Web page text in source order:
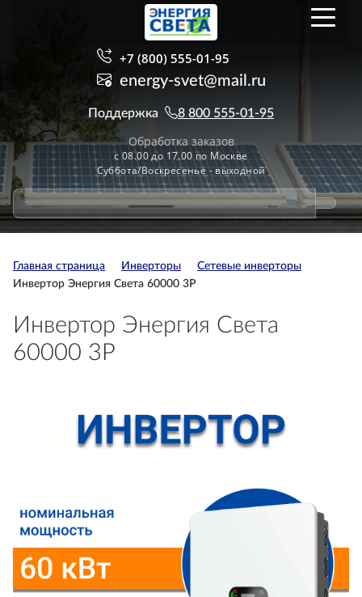
+7 (800) 555-01-95
energy-svet@mail.ru
Поддержка 8 800 555-01-95
Обработка заказов
с 08.00 до 17.00 по Москве
Суббота/Воскресенье - выходной
Главная страница Инверторы
Сетевые инверторы
Инвертор Энергия Света 60000 3P
Инвертор Энергия Света
60000 3P